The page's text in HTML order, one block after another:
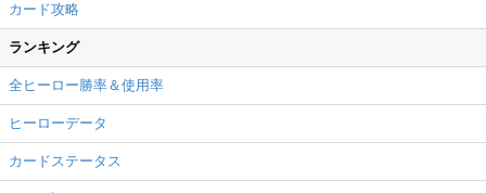
カード攻略
ランキング
全ヒーロー勝率＆使用率
ヒーローデータ
カードステータス